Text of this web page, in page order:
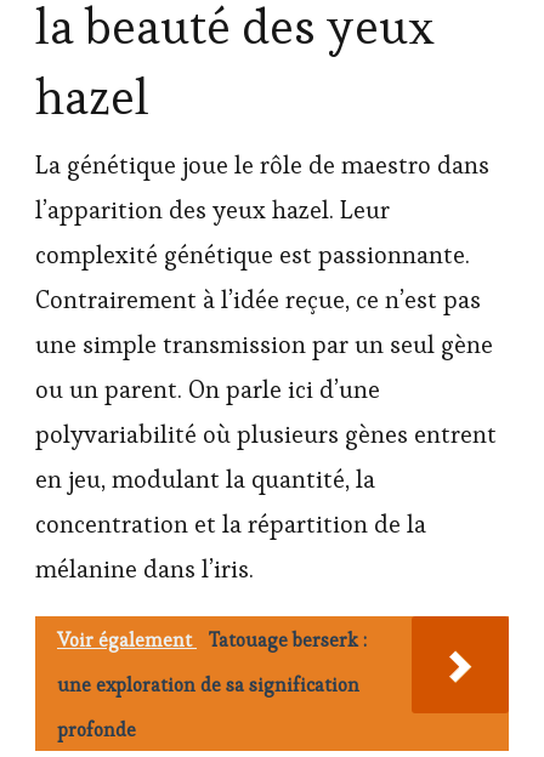
la beauté des yeux
hazel
La génétique joue le rôle de maestro dans
l’apparition des yeux hazel. Leur
complexité génétique est passionnante.
Contrairement à l’idée reçue, ce n’est pas
une simple transmission par un seul gène
ou un parent. On parle ici d’une
polyvariabilité où plusieurs gènes entrent
en jeu, modulant la quantité, la
concentration et la répartition de la
mélanine dans l’iris.
Voir également
Tatouage berserk :
une exploration de sa signification
profonde